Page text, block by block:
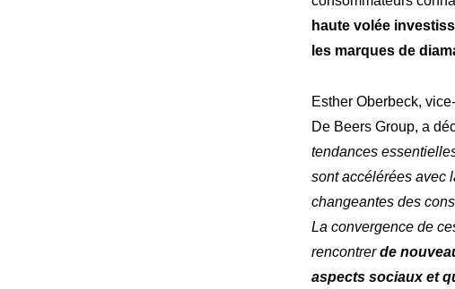
haute volée
les marques de
Esther Oberbeck,
De Beers Group, a
tendances
sont accélérées avec
changeantes des
La convergence de
rencontrerde
aspects sociaux et